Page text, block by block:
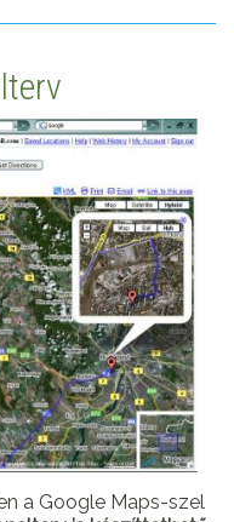
a Google Maps-szel